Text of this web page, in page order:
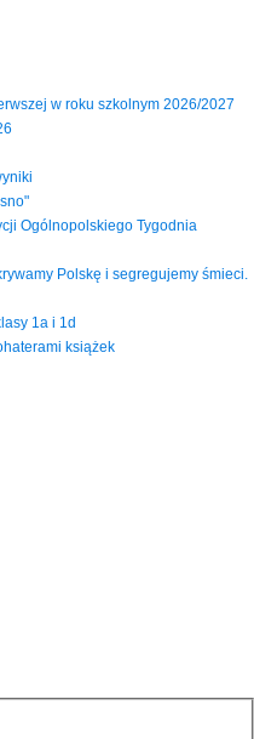
w roku szkolnym 2026/2027
Ogólnopolskiego Tygodnia
Polskę i segregujemy śmieci.
1a i 1d
książek